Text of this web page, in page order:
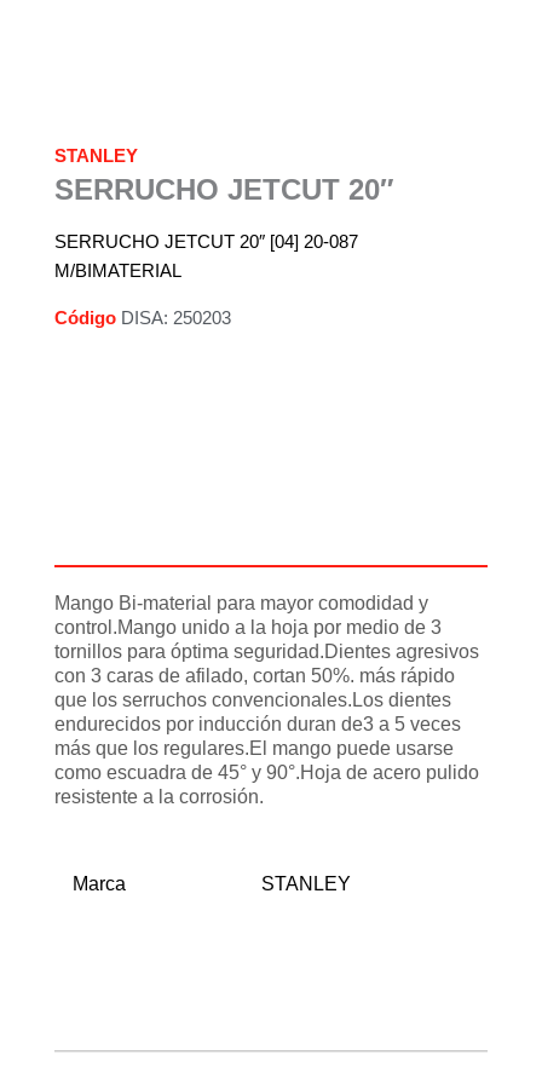
STANLEY
SERRUCHO JETCUT 20″
SERRUCHO JETCUT 20″ [04] 20-087
M/BIMATERIAL
Código DISA: 250203
Mango Bi-material para mayor comodidad y
control.Mango unido a la hoja por medio de 3
tornillos para óptima seguridad.Dientes agresivos
con 3 caras de afilado, cortan 50%. más rápido
que los serruchos convencionales.Los dientes
endurecidos por inducción duran de3 a 5 veces
más que los regulares.El mango puede usarse
como escuadra de 45° y 90°.Hoja de acero pulido
resistente a la corrosión.
Marca STANLEY